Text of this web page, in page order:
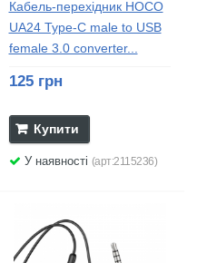
Кабель-перехідник HOCO
UA24 Type-C male to USB
female 3.0 converter...
125 грн
Купити
У наявності (арт:2115236)